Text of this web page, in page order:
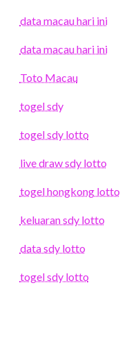
data macau hari ini
data macau hari ini
Toto Macau
togel sdy
togel sdy lotto
live draw sdy lotto
togel hongkong lotto
keluaran sdy lotto
data sdy lotto
togel sdy lotto